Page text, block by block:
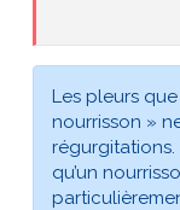
Les pleurs
nourrisson »
qu’un